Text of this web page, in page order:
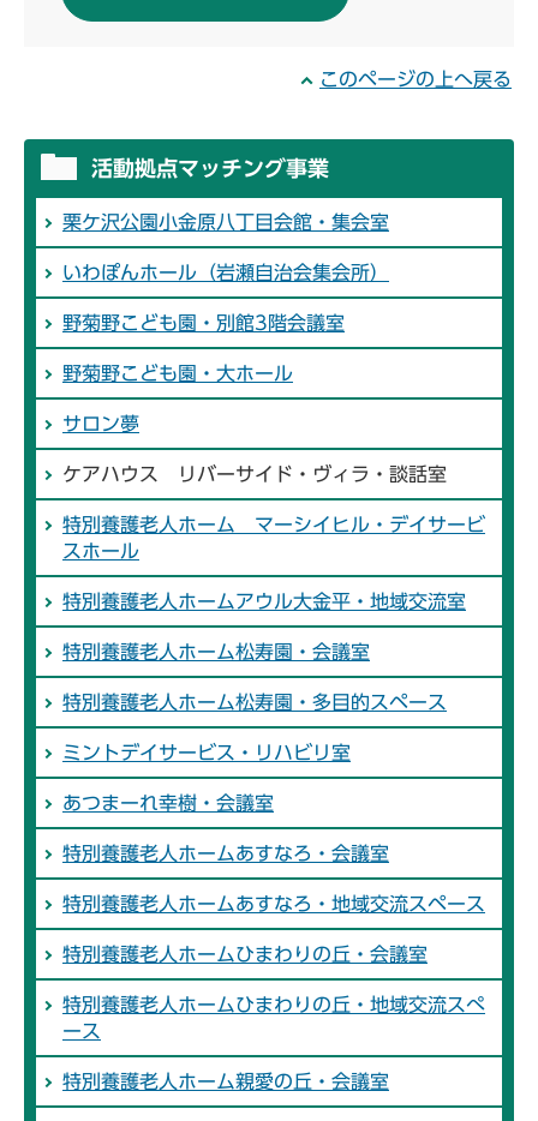
このページの上へ戻る
活動拠点マッチング事業
栗ケ沢公園小金原八丁目会館・集会室
いわぽんホール（岩瀬自治会集会所）
野菊野こども園・別館3階会議室
野菊野こども園・大ホール
サロン夢
ケアハウス リバーサイド・ヴィラ・談話室
特別養護老人ホーム マーシイヒル・デイサービ
スホール
特別養護老人ホームアウル大金平・地域交流室
特別養護老人ホーム松寿園・会議室
特別養護老人ホーム松寿園・多目的スペース
ミントデイサービス・リハビリ室
あつまーれ幸樹・会議室
特別養護老人ホームあすなろ・会議室
特別養護老人ホームあすなろ・地域交流スペース
特別養護老人ホームひまわりの丘・会議室
特別養護老人ホームひまわりの丘・地域交流スぺ
ース
特別養護老人ホーム親愛の丘・会議室